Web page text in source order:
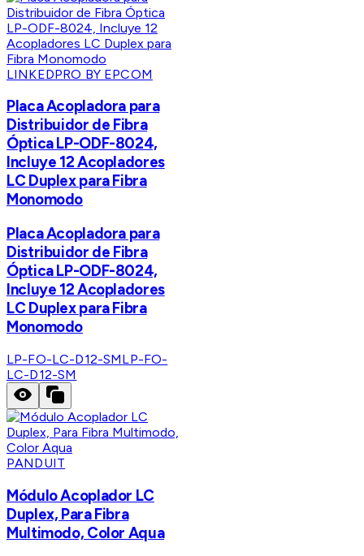
LINKEDPRO BY EPCOM
Placa Acopladora para
Distribuidor de Fibra
Óptica LP-ODF-8024,
Incluye 12 Acopladores
LC Duplex para Fibra
Monomodo
Placa Acopladora para
Distribuidor de Fibra
Óptica LP-ODF-8024,
Incluye 12 Acopladores
LC Duplex para Fibra
Monomodo
LP-FO-LC-D12-SMLP-FO-
LC-D12-SM
PANDUIT
Módulo Acoplador LC
Duplex, Para Fibra
Multimodo, Color Aqua